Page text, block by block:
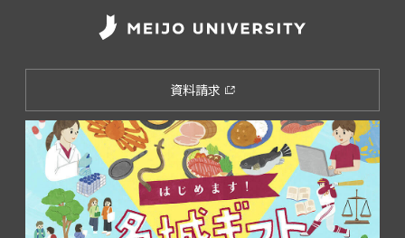
資料請求